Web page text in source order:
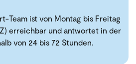
Team ist von Montag bis Freitag
erreichbar und antwortet in der
von 24 bis 72 Stunden.